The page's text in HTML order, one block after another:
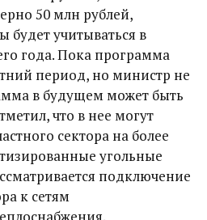
50 млн рублей,
будет учитываться в
года. Пока программа
период, но министр не
в будущем может быть
что в нее могут
сектора на более
угольные
подключение
к сетям